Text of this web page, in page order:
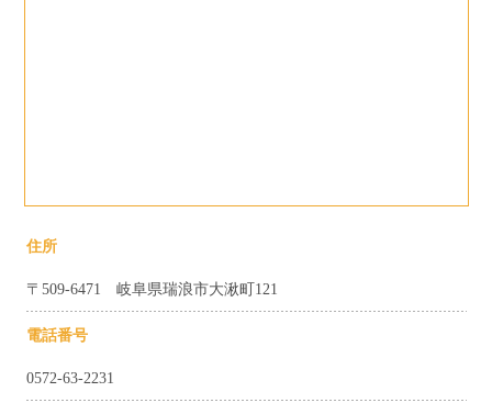
住所
〒509-6471 岐阜県瑞浪市大湫町121
電話番号
0572-63-2231